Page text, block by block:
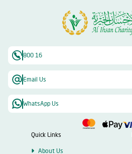
800 16
Email Us
WhatsApp Us
Quick Links
About Us